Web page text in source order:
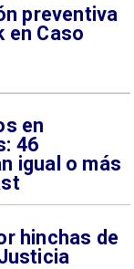
preventiva
en Caso
en
46
igual o más
hinchas de